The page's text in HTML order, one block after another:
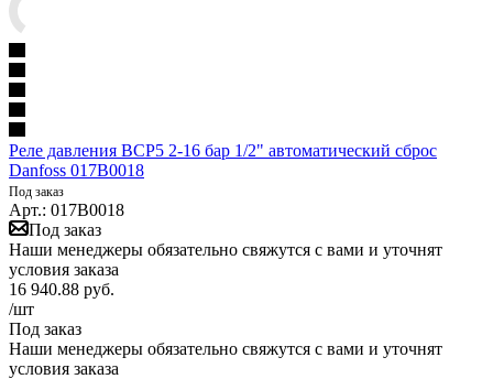
Реле давления BCP5 2-16 бар 1/2" автоматический сброс
Danfoss 017B0018
Под заказ
Арт.: 017B0018
Под заказ
Наши менеджеры обязательно свяжутся с вами и уточнят
условия заказа
16 940.88 руб.
/шт
Под заказ
Наши менеджеры обязательно свяжутся с вами и уточнят
условия заказа